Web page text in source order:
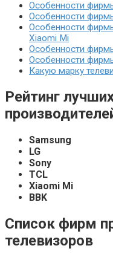
Особенности
Особенности
Особенности
Xiaomi Mi
Особенности
Особенности
Какую марку
Рейтинг
Samsung
LG
Sony
TCL
Xiaomi Mi
BBK
Список фирм
телевизоров